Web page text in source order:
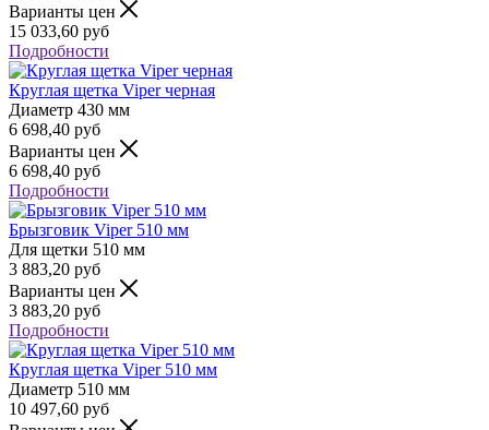
Варианты цен
15 033,60 руб
Подробности
Круглая щетка Viper черная
Диаметр 430 мм
6 698,40 руб
Варианты цен
6 698,40 руб
Подробности
Брызговик Viper 510 мм
Для щетки 510 мм
3 883,20 руб
Варианты цен
3 883,20 руб
Подробности
Круглая щетка Viper 510 мм
Диаметр 510 мм
10 497,60 руб